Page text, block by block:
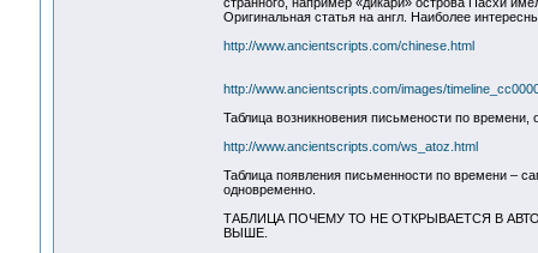
Оригинальная статья на англ. Наиболее
http://www.ancientscripts.com/chinese.html
http://www.ancientscripts.com/images/
Таблица возникновения письмености по времени,
http://www.ancientscripts.com/ws_atoz.html
Таблица появления письменности по времени –
одновременно.
ТАБЛИЦА ПОЧЕМУ ТО НЕ ОТКРЫВАЕТСЯ В
ВЫШЕ.